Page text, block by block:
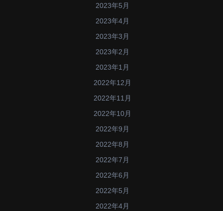
2023年5月
2023年4月
2023年3月
2023年2月
2023年1月
2022年12月
2022年11月
2022年10月
2022年9月
2022年8月
2022年7月
2022年6月
2022年5月
2022年4月